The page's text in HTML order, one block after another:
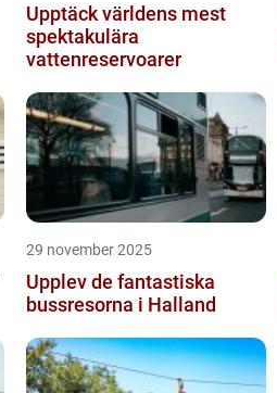
Upptäck världens mest
spektakulära
vattenreservoarer
29 november 2025
Upplev de fantastiska
bussresorna i Halland